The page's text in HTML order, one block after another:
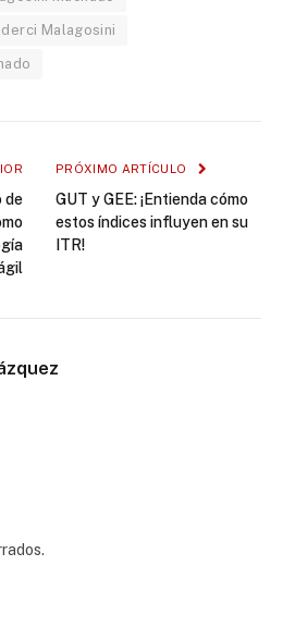
Malagosini
de
PRÓXIMO ARTÍCULO
GUT y GEE: ¡Entienda cómo
estos índices influyen en su
ITR!